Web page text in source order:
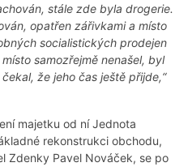
stále zde byla drogerie.
opatřen zářivkami a místo
socialistických prodejen
samozřejmě nenašel, byl
že jeho čas ještě přijde,“
majetku od ní Jednota
rekonstrukci obchodu,
Zdenky Pavel Nováček, se po